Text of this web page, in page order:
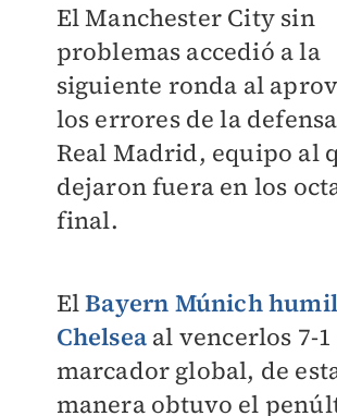
El Manchester City sin
problemas accedió a la
siguiente ronda al
los errores de la
Real Madrid, equipo al
dejaron fuera en los
final.
ElBayern Múnich
Chelseaal vencerlos 7-
marcador global, de
manera obtuvo el